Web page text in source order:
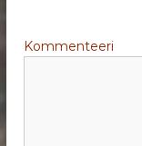
e
Kommenteeri